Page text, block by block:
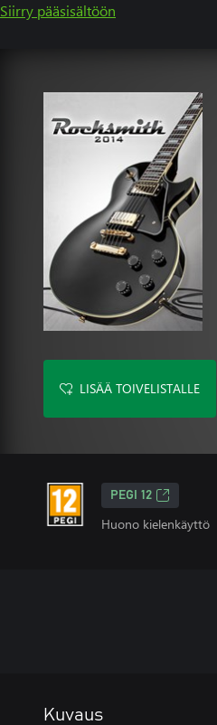
Siirry pääsisältöön
LISÄÄ TOIVELISTALLE
PEGI 12
Huono kielenkäyttö
Kuvaus